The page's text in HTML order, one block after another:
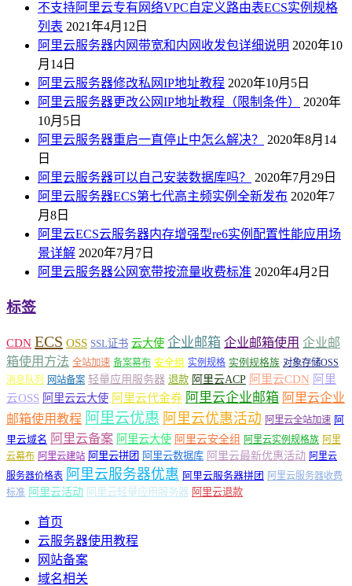
不支持阿里云专有网络VPC自定义路由表ECS实例规格
列表 2021年4月12日
阿里云服务器内网带宽和内网收发包详细说明 2020年10
月14日
阿里云服务器修改私网IP地址教程 2020年10月5日
阿里云服务器更改公网IP地址教程（限制条件）
2020年
10月5日
阿里云服务器重启一直停止中怎么解决？
2020年8月14
日
阿里云服务器可以自己安装数据库吗？
2020年7月29日
阿里云服务器ECS第七代高主频实例全新发布 2020年7
月8日
阿里云ECS云服务器内存增强型re6实例配置性能应用场
景详解 2020年7月7日
阿里云服务器公网宽带按流量收费标准 2020年4月2日
标签
CDN ECS OSS SSL证书 云大使 企业邮箱 企业邮箱使用 企业邮
箱使用方法 全站加速 备案幕布 安全组 实例规格 实例规格族 对象存储OSS
消息队列
网站备案 轻量应用服务器 退款 阿里云ACP 阿里云CDN 阿里
云OSS 阿里云云大使 阿里云代金券 阿里云企业邮箱 阿里云企业
邮箱使用教程 阿里云优惠 阿里云优惠活动 阿里云全站加速 阿
里云域名 阿里云备案 阿里云大使 阿里云安全组 阿里云实例规格族 阿里
云幕布 阿里云建站 阿里云拼团 阿里云数据库 阿里云最新优惠活动 阿里云
服务器价格表 阿里云服务器优惠 阿里云服务器拼团 阿里云服务器收费
标准 阿里云活动 阿里云轻量应用服务器 阿里云退款
首页
云服务器使用教程
网站备案
域名相关